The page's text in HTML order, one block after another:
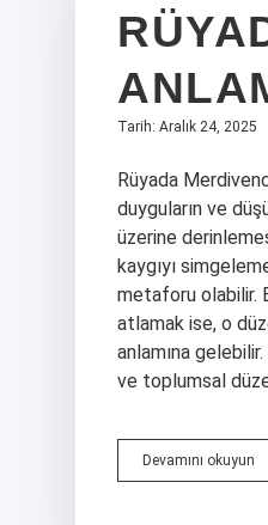
Tarih: Aralık 24, 2025
Rüyada
duyguların ve
üzerine
kaygıyı
metaforu olabilir.
atlamak ise, o
anlamına
ve toplumsal
Devamını okuyun